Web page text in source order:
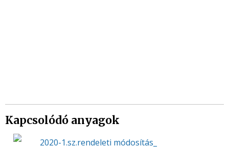
Kapcsolódó anyagok
2020-1.sz.rendeleti módosítás_